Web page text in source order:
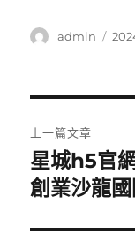
作
admin
發
章
導
覽
上一篇文章
上
一
文
星城h5官
創業沙龍